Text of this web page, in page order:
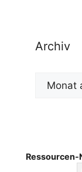
Archiv
Archiv